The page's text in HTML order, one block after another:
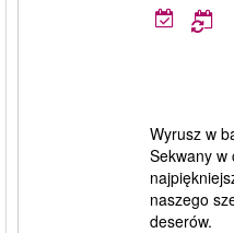
Wyrusz w
Sekwany w
naszego
deserów.